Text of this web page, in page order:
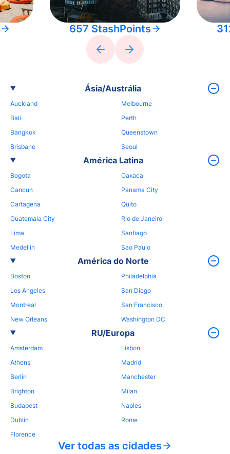
657 StashPoints
Ásia/Austrália
Auckland
Bali
Bangkok
Brisbane
Melbourne
Perth
Queenstown
Seoul
América Latina
Bogota
Cancun
Cartagena
Guatemala City
Lima
Medellin
Oaxaca
Panama City
Quito
Rio de Janeiro
Santiago
Sao Paulo
América do Norte
Boston
Los Angeles
Montreal
New Orleans
Philadelphia
San Diego
San Francisco
Washington DC
RU/Europa
Amsterdam
Athens
Berlin
Brighton
Budapest
Dublin
Florence
Lisbon
Madrid
Manchester
Milan
Naples
Rome
Ver todas as cidades